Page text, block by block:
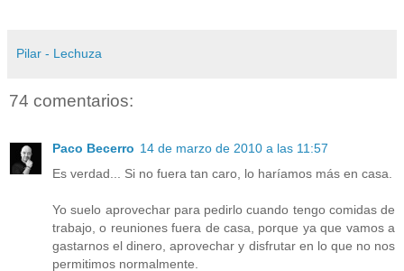
Pilar - Lechuza
74 comentarios:
Paco Becerro 14 de marzo de 2010 a las 11:57
Es verdad... Si no fuera tan caro, lo haríamos más en casa.
Yo suelo aprovechar para pedirlo cuando tengo comidas de
trabajo, o reuniones fuera de casa, porque ya que vamos a
gastarnos el dinero, aprovechar y disfrutar en lo que no nos
permitimos normalmente.